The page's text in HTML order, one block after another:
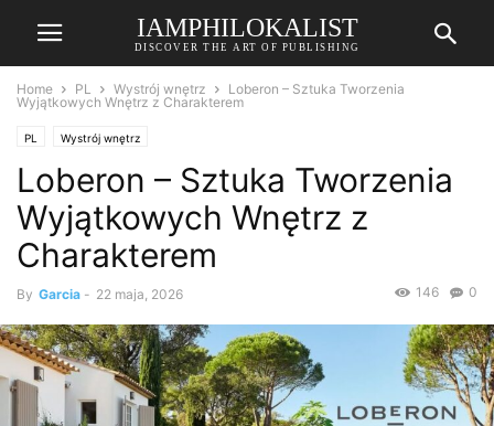
IAMPHILOKALIST
DISCOVER THE ART OF PUBLISHING
Home PL Wystrój wnętrz
Loberon – Sztuka Tworzenia
Wyjątkowych Wnętrz z Charakterem
PL Wystrój wnętrz
Loberon – Sztuka Tworzenia
Wyjątkowych Wnętrz z
Charakterem
By Garcia - 22 maja, 2026 0
146